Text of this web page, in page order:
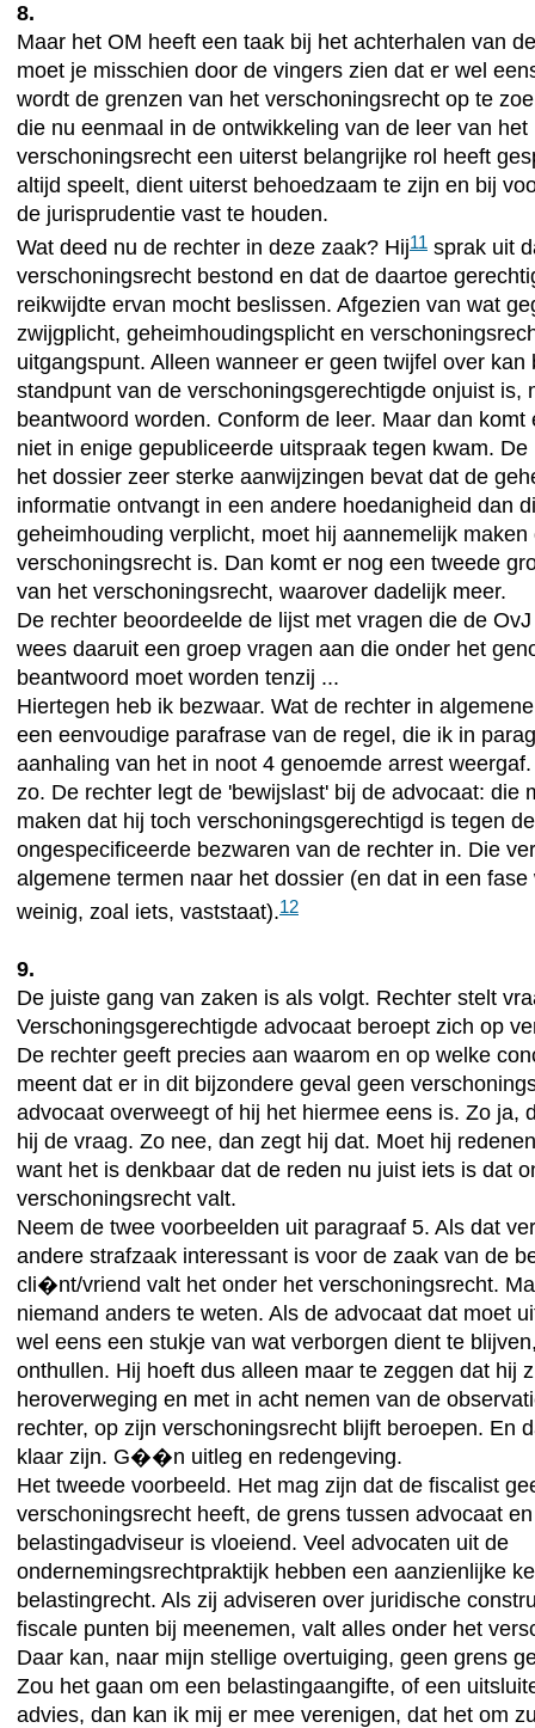
8.
Maar het OM heeft een taak bij het achterhalen van
moet je misschien door de vingers zien dat er wel
wordt de grenzen van het verschoningsrecht op te
die nu eenmaal in de ontwikkeling van de leer van het
verschoningsrecht een uiterst belangrijke rol heeft
altijd speelt, dient uiterst behoedzaam te zijn en bij
de jurisprudentie vast te houden.
Wat deed nu de rechter in deze zaak? Hij11 sprak uit
verschoningsrecht bestond en dat de daartoe
reikwijdte ervan mocht beslissen. Afgezien van wat
zwijgplicht, geheimhoudingsplicht en
uitgangspunt. Alleen wanneer er geen twijfel over kan
standpunt van de verschoningsgerechtigde onjuist is,
beantwoord worden. Conform de leer. Maar dan komt
niet in enige gepubliceerde uitspraak tegen kwam. De
het dossier zeer sterke aanwijzingen bevat dat de
informatie ontvangt in een andere hoedanigheid dan
geheimhouding verplicht, moet hij aannemelijk
verschoningsrecht is. Dan komt er nog een tweede
van het verschoningsrecht, waarover dadelijk meer.
De rechter beoordeelde de lijst met vragen die de
wees daaruit een groep vragen aan die onder het
beantwoord moet worden tenzij ...
Hiertegen heb ik bezwaar. Wat de rechter in
een eenvoudige parafrase van de regel, die ik in
aanhaling van het in noot 4 genoemde arrest
zo. De rechter legt de 'bewijslast' bij de advocaat: die
maken dat hij toch verschoningsgerechtigd is tegen de
ongespecificeerde bezwaren van de rechter in. Die
algemene termen naar het dossier (en dat in een fase
weinig, zoal iets, vaststaat).12
9.
De juiste gang van zaken is als volgt. Rechter stelt
Verschoningsgerechtigde advocaat beroept zich op
De rechter geeft precies aan waarom en op welke
meent dat er in dit bijzondere geval geen
advocaat overweegt of hij het hiermee eens is. Zo ja,
hij de vraag. Zo nee, dan zegt hij dat. Moet hij
want het is denkbaar dat de reden nu juist iets is dat
verschoningsrecht valt.
Neem de twee voorbeelden uit paragraaf 5. Als dat
andere strafzaak interessant is voor de zaak van de
cli�nt/vriend valt het onder het verschoningsrecht.
niemand anders te weten. Als de advocaat dat moet
wel eens een stukje van wat verborgen dient te
onthullen. Hij hoeft dus alleen maar te zeggen dat hij
heroverweging en met in acht nemen van de
rechter, op zijn verschoningsrecht blijft beroepen. En
klaar zijn. G��n uitleg en redengeving.
Het tweede voorbeeld. Het mag zijn dat de fiscalist
verschoningsrecht heeft, de grens tussen advocaat en
belastingadviseur is vloeiend. Veel advocaten uit de
ondernemingsrechtpraktijk hebben een aanzienlijke
belastingrecht. Als zij adviseren over juridische
fiscale punten bij meenemen, valt alles onder het
Daar kan, naar mijn stellige overtuiging, geen grens
Zou het gaan om een belastingaangifte, of een
advies, dan kan ik mij er mee verenigen, dat het om